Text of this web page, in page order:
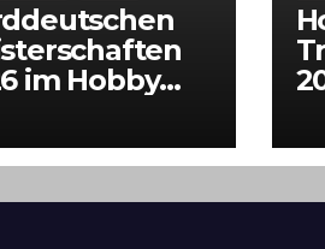
im Hobby